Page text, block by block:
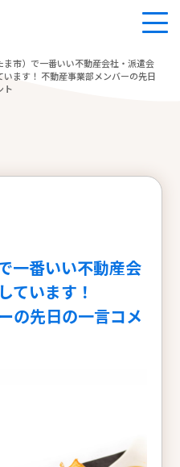
ま市）で一番いい不動産会社・派遣会
います！ 不動産事業部メンバーの先日
ト
一番いい不動産会
ています！
の先日の一言コメ